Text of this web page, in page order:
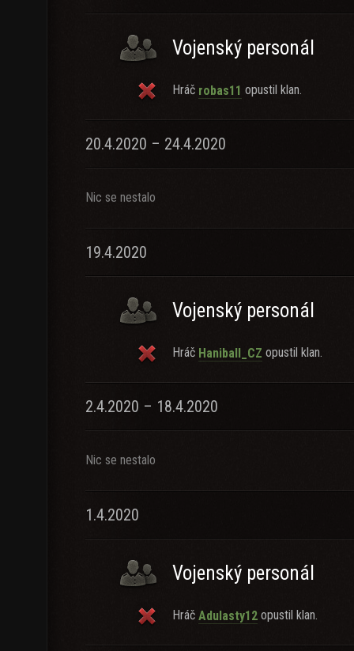
Vojenský personál
Hráč robas11 opustil klan.
20.4.2020 – 24.4.2020
Nic se nestalo
19.4.2020
Vojenský personál
Hráč Haniball_CZ opustil klan.
2.4.2020 – 18.4.2020
Nic se nestalo
1.4.2020
Vojenský personál
Hráč Adulasty12 opustil klan.